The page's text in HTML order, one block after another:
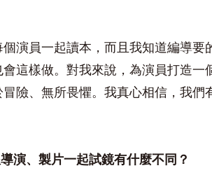
演員一起讀本，而且我知道編導
這樣做。對我來說，為演員打造
險、無所畏懼。我真心相信，我
演、製片一起試鏡有什麼不同？